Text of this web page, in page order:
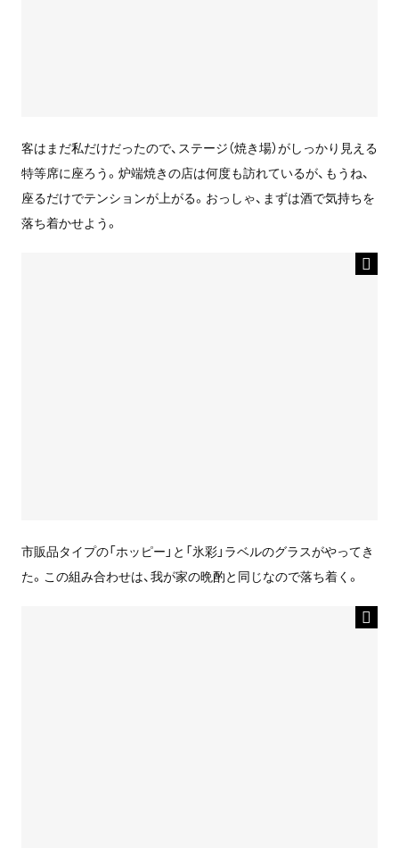
客はまだ私だけだったので、ステージ（焼き場）がしっかり見える
特等席に座ろう。炉端焼きの店は何度も訪れているが、もうね、
座るだけでテンションが上がる。おっしゃ、まずは酒で気持ちを
落ち着かせよう。
市販品タイプの「ホッピー」と「氷彩」ラベルのグラスがやってき
た。この組み合わせは、我が家の晩酌と同じなので落ち着く。